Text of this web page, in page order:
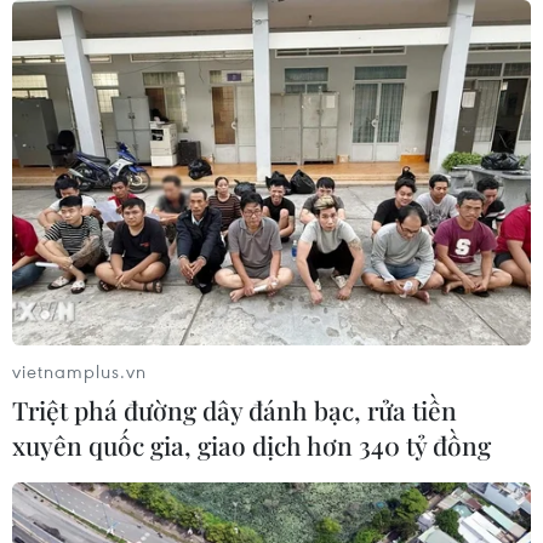
07/08/2026 03:03
Thắp lên hy vọng cho bệnh nhân
nghèo từ 'phòng khám 0 đồng' ở An
Giang
07/08/2026 02:00
Ca vi phẫu ghép da đầu hiếm gặp
giúp bé gái phục hồi sau 10 năm
Hà Nội: Kiểm tra, xác minh liên quan
đến sản phẩm giảm cân dạng bút
tiêm
vietnamplus.vn
Triệt phá đường dây đánh bạc, rửa tiền
xuyên quốc gia, giao dịch hơn 340 tỷ đồng